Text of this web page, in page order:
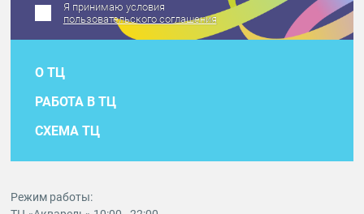
Я принимаю условия
пользовательского соглашения
О ТЦ
РАБОТА В ТЦ
СХЕМА ТЦ
Режим работы: